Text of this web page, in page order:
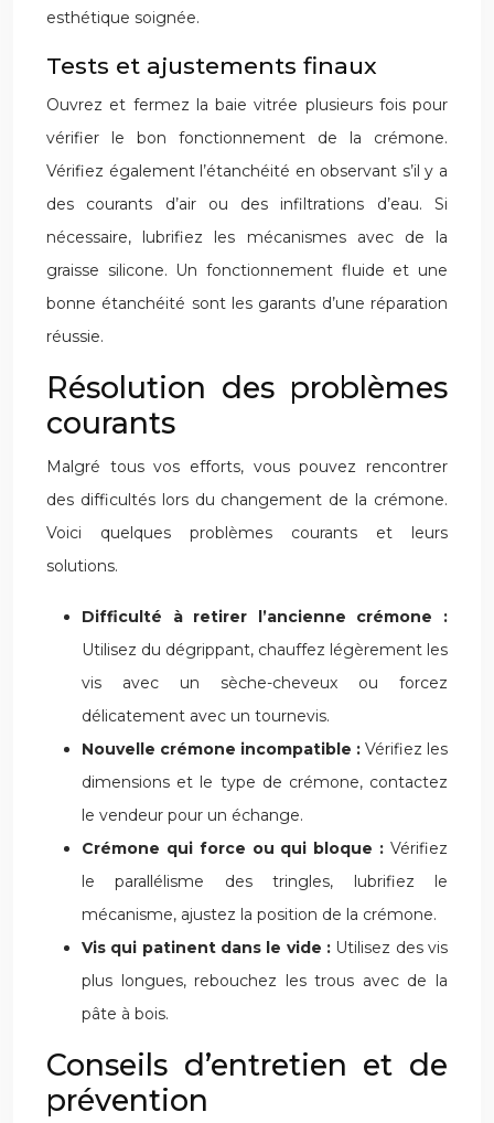
esthétique soignée.
Tests et ajustements finaux
Ouvrez et fermez la baie vitrée plusieurs fois pour
vérifier le bon fonctionnement de la crémone.
Vérifiez également l’étanchéité en observant s’il y a
des courants d’air ou des infiltrations d’eau. Si
nécessaire, lubrifiez les mécanismes avec de la
graisse silicone. Un fonctionnement fluide et une
bonne étanchéité sont les garants d’une réparation
réussie.
Résolution des problèmes
courants
Malgré tous vos efforts, vous pouvez rencontrer
des difficultés lors du changement de la crémone.
Voici quelques problèmes courants et leurs
solutions.
Difficulté à retirer l’ancienne crémone :
Utilisez du dégrippant, chauffez légèrement les
vis avec un sèche-cheveux ou forcez
délicatement avec un tournevis.
Nouvelle crémone incompatible : Vérifiez les
dimensions et le type de crémone, contactez
le vendeur pour un échange.
Crémone qui force ou qui bloque : Vérifiez
le parallélisme des tringles, lubrifiez le
mécanisme, ajustez la position de la crémone.
Vis qui patinent dans le vide : Utilisez des vis
plus longues, rebouchez les trous avec de la
pâte à bois.
Conseils d’entretien et de
prévention